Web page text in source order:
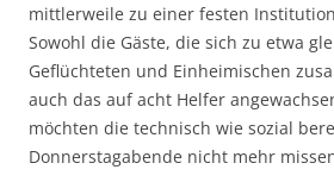
mittlerweile zu einer festen
Sowohl die Gäste, die sich zu etwa
Geflüchteten und Einheimischen
auch das auf acht Helfer
möchten die technisch wie sozial
Donnerstagabende nicht mehr